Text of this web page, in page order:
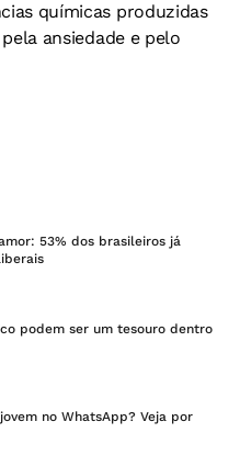
químicas produzidas
ansiedade e pelo
53% dos brasileiros já
podem ser um tesouro dentro
no WhatsApp? Veja por